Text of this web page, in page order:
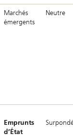
Marchés
émergents
Neutre
Emprunts
d’État